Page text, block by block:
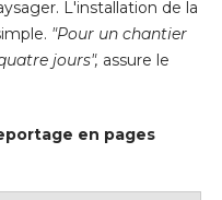
L'installation de la
"Pour un chantier
jours", assure le
en pages